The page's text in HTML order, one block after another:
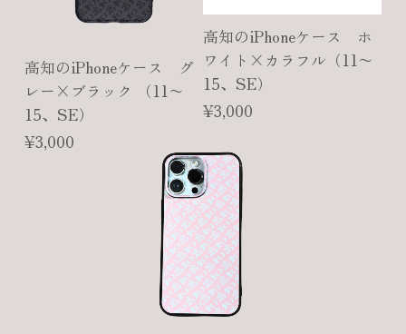
高知のiPhoneケース グ
レー×ブラック （11〜
15、SE）
¥3,000
高知のiPhoneケース ホ
ワイト×カラフル（11〜
15、SE）
¥3,000